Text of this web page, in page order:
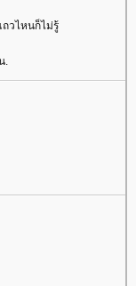
ถวไหนก็ไม่รู้
.